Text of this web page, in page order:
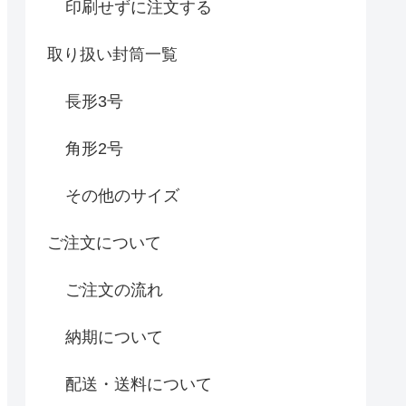
印刷せずに注文する
取り扱い封筒一覧
長形3号
角形2号
その他のサイズ
ご注文について
ご注文の流れ
納期について
配送・送料について